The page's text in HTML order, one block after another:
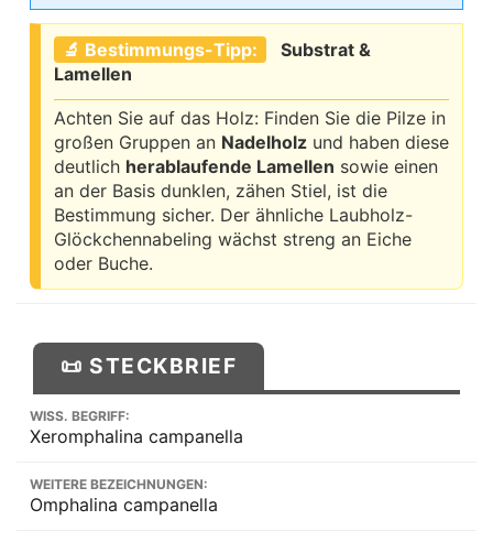
🔬 Bestimmungs-Tipp:
Substrat &
Lamellen
Achten Sie auf das Holz: Finden Sie die Pilze in
großen Gruppen an Nadelholz und haben diese
deutlich herablaufende Lamellen sowie einen
an der Basis dunklen, zähen Stiel, ist die
Bestimmung sicher. Der ähnliche Laubholz-
Glöckchennabeling wächst streng an Eiche
oder Buche.
📜 STECKBRIEF
WISS. BEGRIFF:
Xeromphalina campanella
WEITERE BEZEICHNUNGEN:
Omphalina campanella